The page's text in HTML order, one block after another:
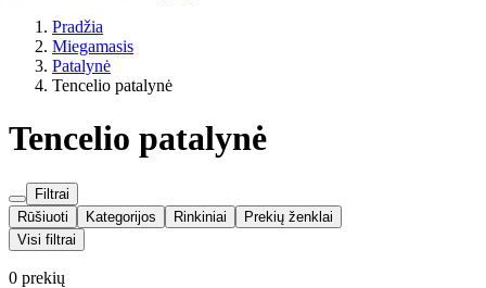
Pradžia
Miegamasis
Patalynė
Tencelio patalynė
Tencelio patalynė
Filtrai
Rūšiuoti
Kategorijos Rinkiniai
Prekių ženklai
Visi filtrai
0 prekių